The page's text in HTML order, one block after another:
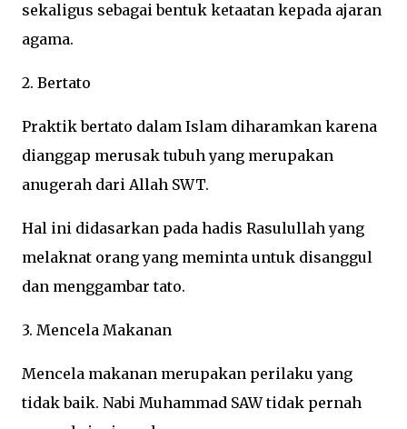
sekaligus sebagai bentuk ketaatan kepada ajaran
agama.
2. Bertato
Praktik bertato dalam Islam diharamkan karena
dianggap merusak tubuh yang merupakan
anugerah dari Allah SWT.
Hal ini didasarkan pada hadis Rasulullah yang
melaknat orang yang meminta untuk disanggul
dan menggambar tato.
3. Mencela Makanan
Mencela makanan merupakan perilaku yang
tidak baik. Nabi Muhammad SAW tidak pernah